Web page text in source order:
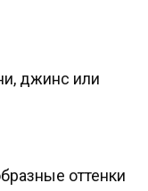
джинс или
оттенки